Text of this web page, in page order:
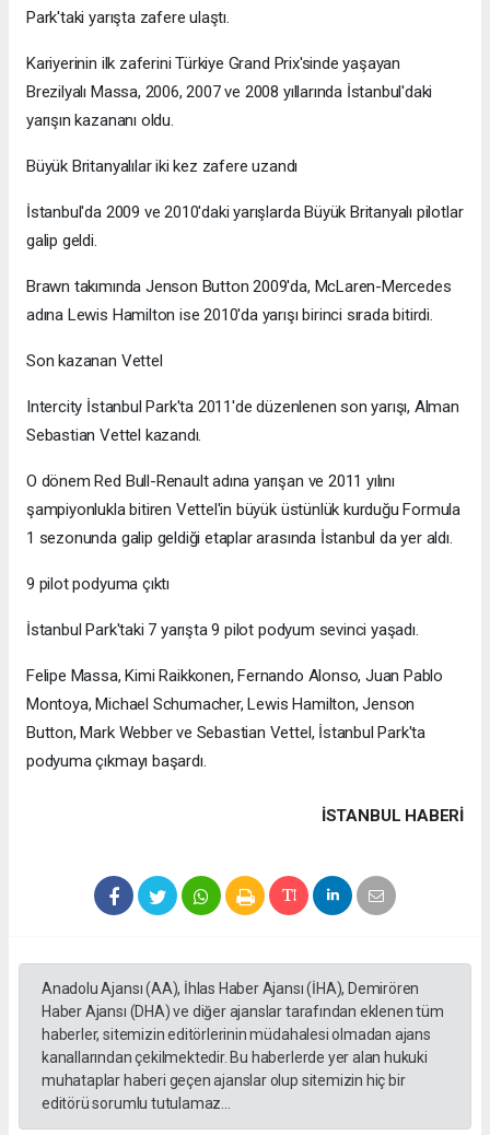
Park'taki yarışta zafere ulaştı.
Kariyerinin ilk zaferini Türkiye Grand Prix'sinde yaşayan
Brezilyalı Massa, 2006, 2007 ve 2008 yıllarında İstanbul'daki
yarışın kazananı oldu.
Büyük Britanyalılar iki kez zafere uzandı
İstanbul'da 2009 ve 2010'daki yarışlarda Büyük Britanyalı pilotlar
galip geldi.
Brawn takımında Jenson Button 2009'da, McLaren-Mercedes
adına Lewis Hamilton ise 2010'da yarışı birinci sırada bitirdi.
Son kazanan Vettel
Intercity İstanbul Park'ta 2011'de düzenlenen son yarışı, Alman
Sebastian Vettel kazandı.
O dönem Red Bull-Renault adına yarışan ve 2011 yılını
şampiyonlukla bitiren Vettel'in büyük üstünlük kurduğu Formula
1 sezonunda galip geldiği etaplar arasında İstanbul da yer aldı.
9 pilot podyuma çıktı
İstanbul Park'taki 7 yarışta 9 pilot podyum sevinci yaşadı.
Felipe Massa, Kimi Raikkonen, Fernando Alonso, Juan Pablo
Montoya, Michael Schumacher, Lewis Hamilton, Jenson
Button, Mark Webber ve Sebastian Vettel, İstanbul Park'ta
podyuma çıkmayı başardı.
İSTANBUL HABERİ
Anadolu Ajansı (AA), İhlas Haber Ajansı (İHA), Demirören
Haber Ajansı (DHA) ve diğer ajanslar tarafından eklenen tüm
haberler, sitemizin editörlerinin müdahalesi olmadan ajans
kanallarından çekilmektedir. Bu haberlerde yer alan hukuki
muhataplar haberi geçen ajanslar olup sitemizin hiç bir
editörü sorumlu tutulamaz...